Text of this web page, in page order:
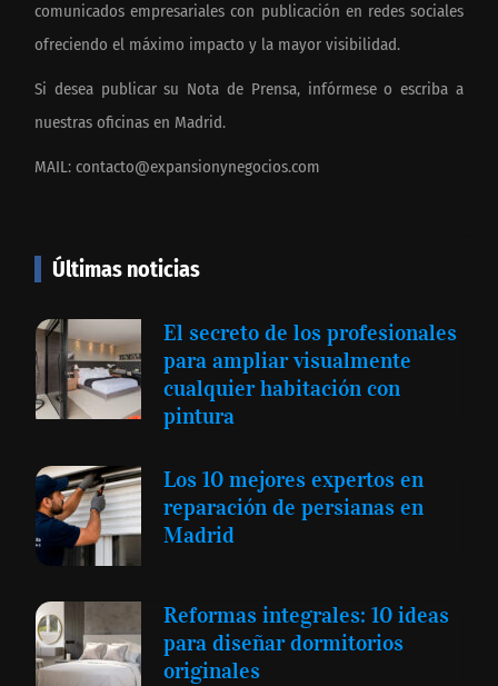
comunicados empresariales con publicación en redes sociales
ofreciendo el máximo impacto y la mayor visibilidad.
Si desea publicar su Nota de Prensa, infórmese o escriba a
nuestras oficinas en Madrid.
MAIL: contacto@expansionynegocios.com
Últimas noticias
El secreto de los profesionales
para ampliar visualmente
cualquier habitación con
pintura
Los 10 mejores expertos en
reparación de persianas en
Madrid
Reformas integrales: 10 ideas
para diseñar dormitorios
originales